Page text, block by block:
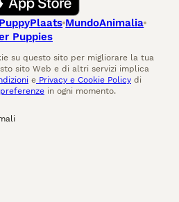
PuppyPlaats MundoAnimalia
Puppies
su questo sito per migliorare la tua
sito Web e di altri servizi implica
e Privacy e Cookie Policy di
in ogni momento.